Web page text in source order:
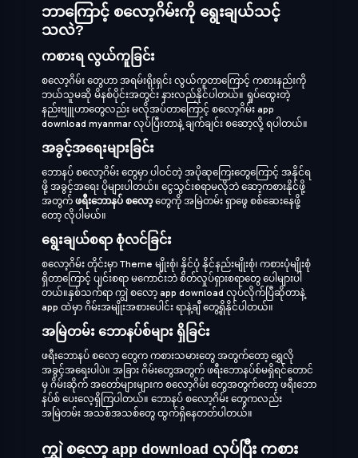
ဘာကြောင့် စလော့ဂိမ်းကို ရွေးချယ်သင့်
သလဲ?
ကစားရ လွယ်ကူခြင်း
စလော့ဂိမ်း တွေဟာ အရမ်းရိုးရှင်း လွယ်ကူတာကြောင့် ကစားနည်းကို
ဘယ်သူမဆို မိနစ်ပိုင်းအတွင်း နားလည်နိုင်ပါတယ်။ ရှုပ်ထွေးတဲ့
နည်းဗျူဟာတွေလည်း မလိုအပ်တာကြောင့် စလော့ဂိမ်း app
download myanmar လုပ်ပြီးတာနဲ့ ချက်ချင်း စဆော့လို့ ရပါတယ်။
အခွင့်အရေးများခြင်း
ဘောနပ် စလော့ဂိမ်း တွေမှာ ပါဝင်တဲ့ အပိုဆုကြေးတွေကြောင့် အနိုင်ရ
ဖို့ အခွင့်အရေး ပိုများပါတယ်။ ငွေသွင်းစရာမလိုဘဲ ဆော့ကစားနိုင်ဖို့
အတွက် ဖရီးဘောနပ် စလော့တွေကို အမြဲတမ်း ရှာဖွေ စစ်ဆေးနေဖို့
တော့ လိုပါမယ်။
ရွေးချယ်စရာ စုံလင်ခြင်း
စလော့ဂိမ်း တိုင်းမှာ Theme မျိုးစုံ၊ နိုင်ပုံ နိုင်နည်းမျိုးစုံ၊ ကစားပုံမျိုးစုံ
ရှိတာကြောင့် ပျင်းစရာ မကောင်းဘဲ စိတ်လှုပ်ရှားစရာတွေ ပေါများပါ
တယ်။နှစ်သက်ရာ ကျွဲ စလော့ app download လုပ်လိုက်ပြီဆိုတာနဲ့
app ထဲမှာ ဂိမ်းအမျိုးအစားပေါင်း ရာနဲ့ချီ တွေ့ရှိနိုင်ပါတယ်။
အမြဲတမ်း ဘောနပ်စ်များ ရှိခြင်း
ဖရီးဘောနပ် စလော့ တွေက ကစားသမားတွေ အတွက်တော့ ရွှေလို
အခွင့်အရေးပါပဲ။ အခြား ဂိမ်းတွေအတွက် ဖရီးဘောနပ်စ်မရှိရင်တောင်
မှ ဂိမ်းဆိုက် အတော်များများက စလော့ဂိမ်း တွေအတွက်တော့ ဖရီးဘော
နပ်စ် ပေးလေ့ရှိကြပါတယ်။ ဘောနပ် စလော့ဂိမ်း တွေကလည်း
အမြဲတမ်း အသစ်အသစ်တွေ ထွက်ရှိနေတတ်ပါတယ်။
ကျွဲ စလော့ app download လုပ်ပြီး ကစား